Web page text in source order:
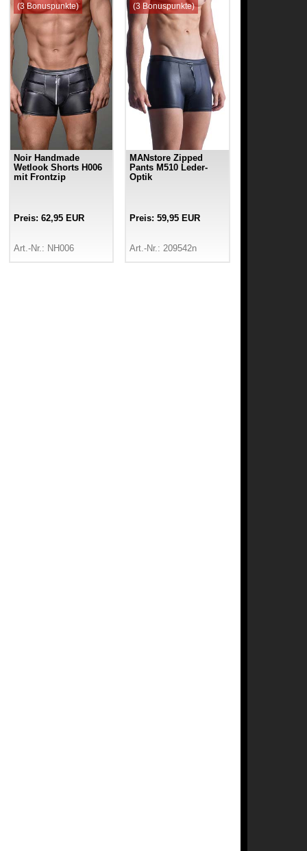
(3 Bonuspunkte)
Noir Handmade
Wetlook Shorts H006
mit Frontzip
Preis: 62,95 EUR
Art.-Nr.: NH006
(3 Bonuspunkte)
MANstore Zipped
Pants M510 Leder-
Optik
Preis: 59,95 EUR
Art.-Nr.: 209542n